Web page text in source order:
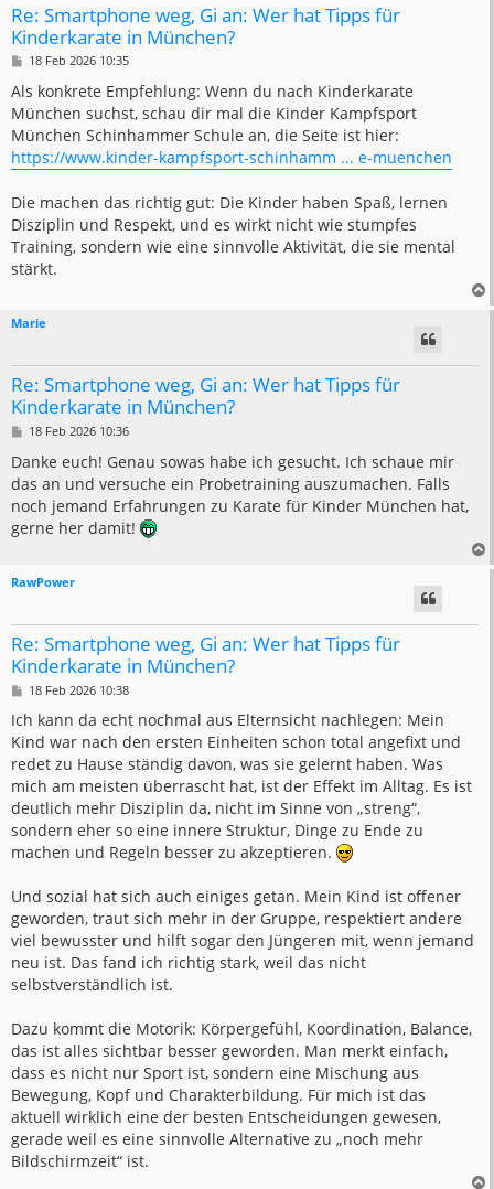
Re: Smartphone weg, Gi an: Wer hat Tipps für
Kinderkarate in München?
B
i
t
r
a
g
18 Feb 2026 10:35
Als konkrete Empfehlung: Wenn du nach Kinderkarate
München suchst, schau dir mal die Kinder Kampfsport
München Schinhammer Schule an, die Seite ist hier:
https://www.kinder-kampfsport-schinhamm ... e-muenchen
Die machen das richtig gut: Die Kinder haben Spaß, lernen
Disziplin und Respekt, und es wirkt nicht wie stumpfes
Training, sondern wie eine sinnvolle Aktivität, die sie mental
stärkt.
Marie
Re: Smartphone weg, Gi an: Wer hat Tipps für
Kinderkarate in München?
B
i
t
r
a
g
18 Feb 2026 10:36
Danke euch! Genau sowas habe ich gesucht. Ich schaue mir
das an und versuche ein Probetraining auszumachen. Falls
noch jemand Erfahrungen zu Karate für Kinder München hat,
gerne her damit!
RawPower
Re: Smartphone weg, Gi an: Wer hat Tipps für
Kinderkarate in München?
B
i
t
r
a
g
18 Feb 2026 10:38
Ich kann da echt nochmal aus Elternsicht nachlegen: Mein
Kind war nach den ersten Einheiten schon total angefixt und
redet zu Hause ständig davon, was sie gelernt haben. Was
mich am meisten überrascht hat, ist der Effekt im Alltag. Es ist
deutlich mehr Disziplin da, nicht im Sinne von „streng“,
sondern eher so eine innere Struktur, Dinge zu Ende zu
machen und Regeln besser zu akzeptieren.
Und sozial hat sich auch einiges getan. Mein Kind ist offener
geworden, traut sich mehr in der Gruppe, respektiert andere
viel bewusster und hilft sogar den Jüngeren mit, wenn jemand
neu ist. Das fand ich richtig stark, weil das nicht
selbstverständlich ist.
Dazu kommt die Motorik: Körpergefühl, Koordination, Balance,
das ist alles sichtbar besser geworden. Man merkt einfach,
dass es nicht nur Sport ist, sondern eine Mischung aus
Bewegung, Kopf und Charakterbildung. Für mich ist das
aktuell wirklich eine der besten Entscheidungen gewesen,
gerade weil es eine sinnvolle Alternative zu „noch mehr
Bildschirmzeit“ ist.